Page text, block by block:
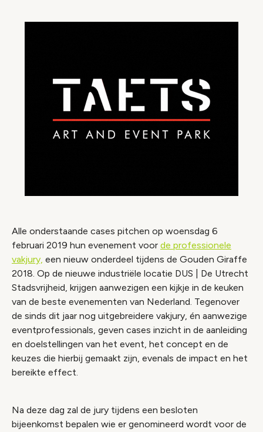
Alle onderstaande cases pitchen op woensdag 6
februari 2019 hun evenement voor de professionele
vakjury, een nieuw onderdeel tijdens de Gouden Giraffe
2018. Op de nieuwe industriële locatie DUS | De Utrecht
Stadsvrijheid, krijgen aanwezigen een kijkje in de keuken
van de beste evenementen van Nederland. Tegenover
de sinds dit jaar nog uitgebreidere vakjury, én aanwezige
eventprofessionals, geven cases inzicht in de aanleiding
en doelstellingen van het event, het concept en de
keuzes die hierbij gemaakt zijn, evenals de impact en het
bereikte effect.
Na deze dag zal de jury tijdens een besloten
bijeenkomst bepalen wie er genomineerd wordt voor de